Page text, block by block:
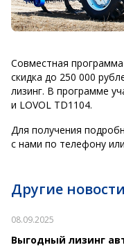
Совместная
скидка до 250 000
лизинг. В программе
и LOVOL TD1104.
Для получения
с нами по телефону
Другие новости
08.09.2025
Выгодный лизинг